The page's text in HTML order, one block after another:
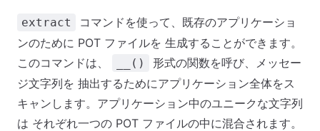
extract
コマンドを使って、既存のアプリケーショ
ンのために POT ファイルを 生成することができます。
このコマンドは、
__()
形式の関数を呼び、メッセー
ジ文字列を 抽出するためにアプリケーション全体をス
キャンします。アプリケーション中のユニークな文字列
は それぞれ一つの POT ファイルの中に混合されます。